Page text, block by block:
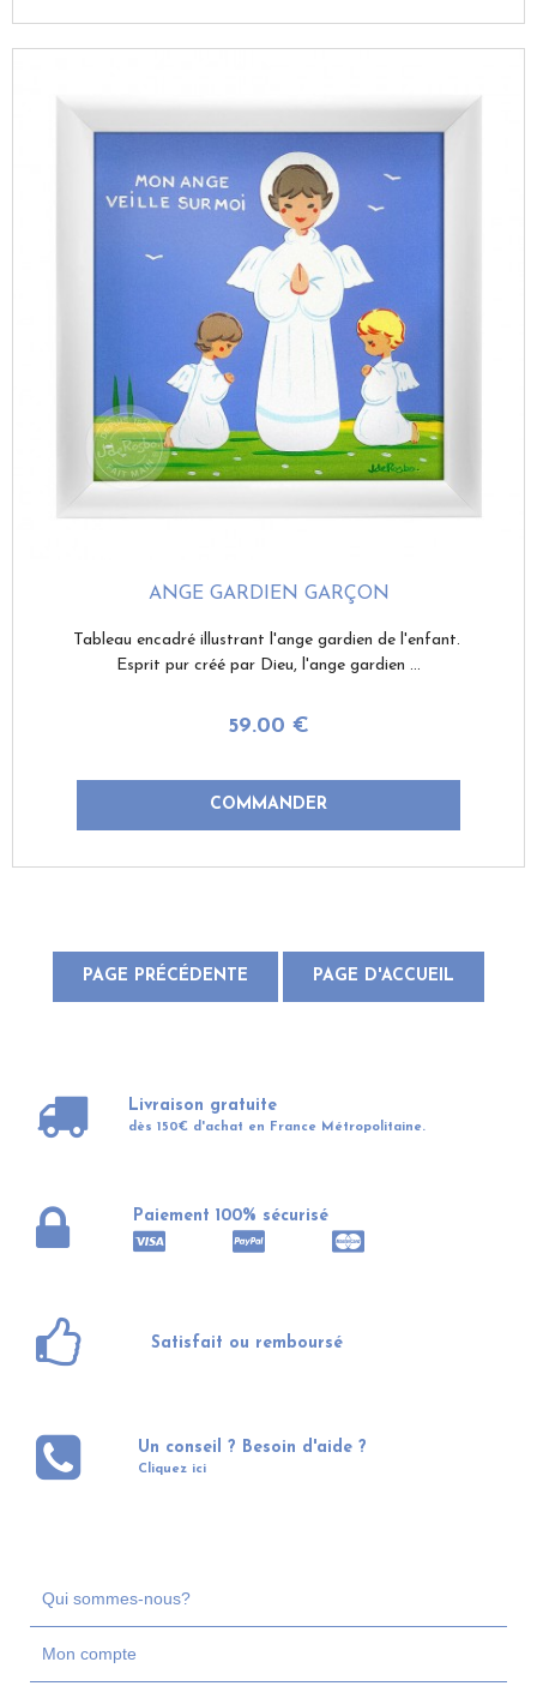
ANGE GARDIEN GARÇON
59.00 €
Tableau encadré illustrant l'ange gardien de l'enfant.
Esprit pur créé par Dieu, l'ange gardien ...
Livraison gratuite
dès 150€ d'achat en France Métropolitaine.
Paiement 100% sécurisé
Satisfait ou remboursé
Un conseil ? Besoin d'aide ?
Cliquez ici
Qui sommes-nous?
Mon compte